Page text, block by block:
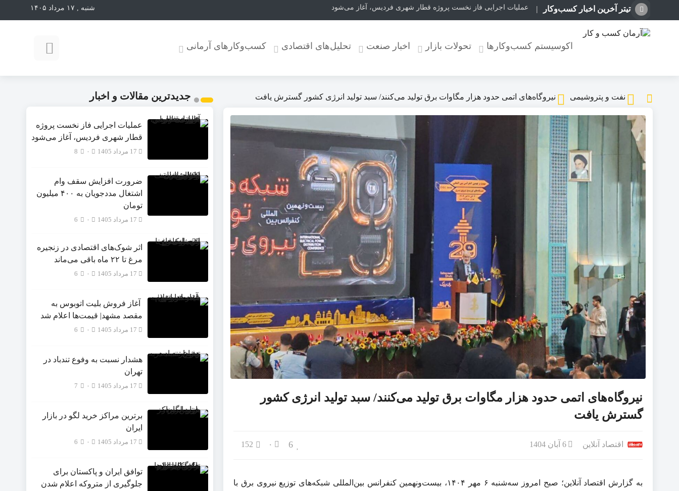
تیتر آخرین اخبار کسب‌وکار عملیات اجرایی فاز نخست پروژه قطار شهری فردیس، آغاز می‌شود شنبه , ۱۷ مرداد ۱۴۰۵
اکوسیستم کسب‌وکارها تحولات بازار اخبار صنعت تحلیل‌های اقتصادی کسب‌وکارهای آرمانی
نفت و پتروشیمی نیروگاه‌های اتمی حدود هزار مگاوات برق تولید می‌کنند/ سبد تولید انرژی کشور گسترش یافت
نیروگاه‌های اتمی حدود هزار مگاوات برق تولید می‌کنند/ سبد تولید انرژی کشور
گسترش یافت
اقتصاد آنلاین 6 آبان 1404 6 ۰ 152
به گزارش اقتصاد آنلاین؛ صبح امروز سه‌شنبه ۶ مهر ۱۴۰۴، بیست‌ونهمین کنفرانس بین‌المللی شبکه‌های توزیع نیروی برق با
جدیدترین مقالات و اخبار
عملیات اجرایی فاز نخست پروژه
قطار شهری فردیس، آغاز می‌شود
17 مرداد 1405 8
ضرورت افزایش سقف وام
اشتغال مددجویان به ۴۰۰ میلیون
تومان
17 مرداد 1405 6
اثر شوک‌های اقتصادی در زنجیره
مرغ تا ۲۲ ماه باقی می‌ماند
17 مرداد 1405 6
آغاز فروش بلیت اتوبوس به
مقصد مشهد| قیمت‌ها اعلام شد
17 مرداد 1405 6
هشدار نسبت به وفوع تندباد در
تهران
17 مرداد 1405 7
برترین مراکز خرید لگو در بازار
ایران
17 مرداد 1405 6
توافق ایران و پاکستان برای
جلوگیری از متروکه اعلام شدن